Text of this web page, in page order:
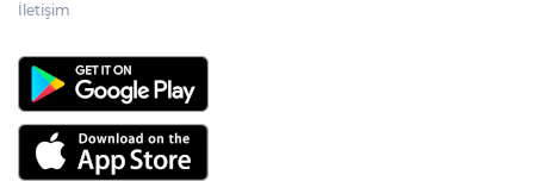
İletişim